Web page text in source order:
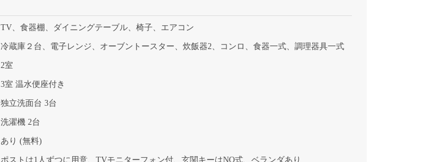
TV、食器棚、ダイニングテーブル、椅子、エアコン
冷蔵庫２台、電子レンジ、オーブントースター、炊飯器2、コンロ、食器一式、調理器具一式
2室
3室 温水便座付き
独立洗面台 3台
洗濯機 2台
あり (無料)
ポストは1人ずつに用意、TVモニターフォン付、玄関キーはNO式、ベランダあり